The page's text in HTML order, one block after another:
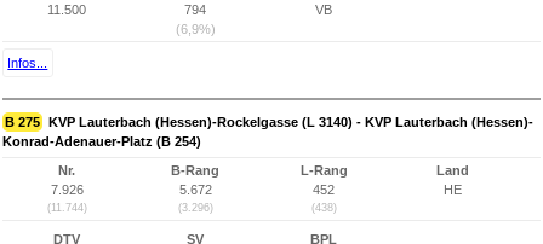
11.500
794
(6,9%)
VB
Infos...
B 275 KVP Lauterbach (Hessen)-Rockelgasse (L 3140) - KVP Lauterbach (Hessen)-
Konrad-Adenauer-Platz (B 254)
Nr.
7.926
(11.744)
B-Rang
5.672
(3.296)
L-Rang
452
(438)
Land
HE
DTV
SV
BPL